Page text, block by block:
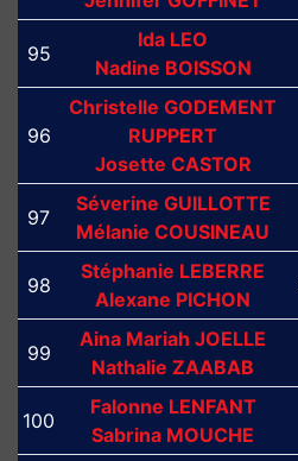
95
Ida LEO
Nadine BOISSON
96
Christelle GODEMENT
RUPPERT
Josette CASTOR
97
Séverine GUILLOTTE
Mélanie COUSINEAU
98
Stéphanie LEBERRE
Alexane PICHON
99
Aina Mariah JOELLE
Nathalie ZAABAB
100
Falonne LENFANT
Sabrina MOUCHE